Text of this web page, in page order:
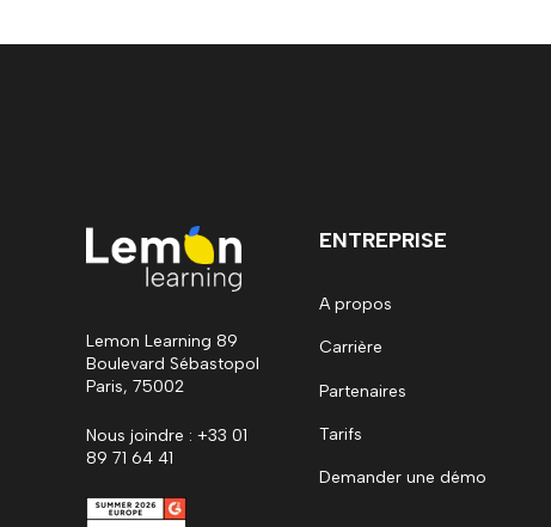
Lemon Learning 89
Boulevard Sébastopol
Paris, 75002
Nous joindre : +33 01
89 71 64 41
ENTREPRISE
A propos
Carrière
Partenaires
Tarifs
Demander une démo